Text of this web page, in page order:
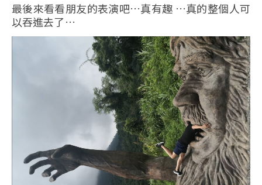
最後來看看朋友的表演吧…真有趣 …真的整個人可
以吞進去了…